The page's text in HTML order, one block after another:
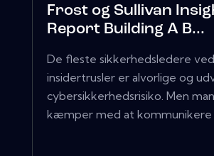
Frost og Sullivan
Report Building A B...
De fleste sikkerhedsledere
insidertrusler er alvorlige og
cybersikkerhedsrisiko. Men
kæmper med at kommunikere